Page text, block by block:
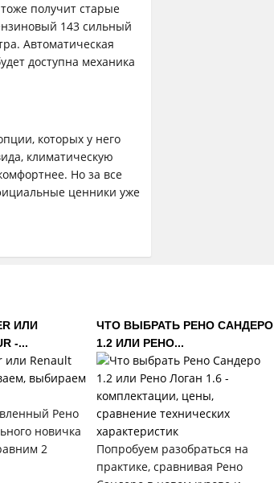
получит старые
143 сильный
Автоматическая
доступна механика
которых у него
климатическую
Но за все
ценники уже
ИЛИ
-...
Рено
новичка
2
ЧТО ВЫБРАТЬ РЕНО САНДЕРО
1.2 ИЛИ РЕНО...
Попробуем разобраться на
практике, сравнивая Рено